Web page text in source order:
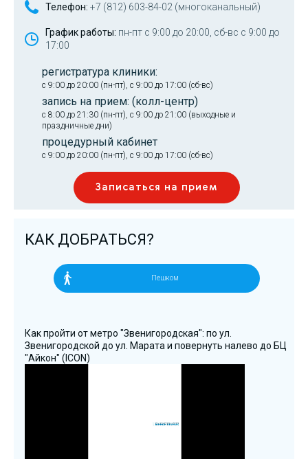
Телефон: +7 (812) 603-84-02 (многоканальный)
График работы: пн-пт с 9:00 до 20:00, сб-вс с 9:00 до
17:00
регистратура клиники:
с 9:00 до 20:00 (пн-пт), с 9:00 до 17:00 (сб-вс)
запись на прием: (колл-центр)
с 8:00 до 21:30 (пн-пт), с 9:00 до 21:00 (выходные и
праздничные дни)
процедурный кабинет
с 9:00 до 20:00 (пн-пт), с 9:00 до 17:00 (сб-вс)
Записаться на прием
КАК ДОБРАТЬСЯ?
Пешком
Как пройти от метро "Звенигородская": по ул.
Звенигородской до ул. Марата и повернуть налево до БЦ
"Айкон" (ICON)